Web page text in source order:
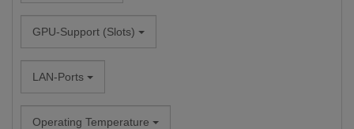
GPU-Support (Slots)
LAN-Ports
Operating Temperature